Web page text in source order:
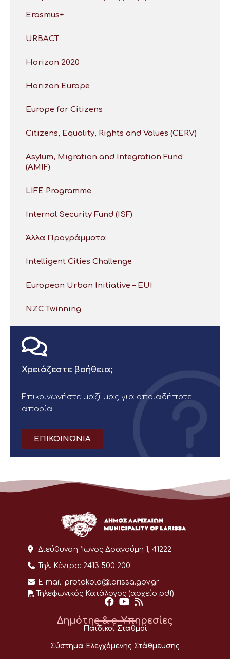
Erasmus+
URBACT
Horizon 2020
Horizon Europe
Europe for Citizens
Citizens, Equality, Rights and Values (CERV)
Asylum, Migration and Integration Fund
(AMIF)
LIFE Programme
Internal Security Fund (ISF)
Άλλα Προγράμματα
Intelligent Cities Challenge
European Urban Initiative – EUI
NZC Twinning
Χρειάζεστε βοήθεια;
Επικοινωνήστε μαζί μας για οποιαδήποτε
απορία
ΕΠΙΚΟΙΝΩΝΙΑ
Διεύθυνση: Ίωνος Δραγούμη 1, 41222
Τηλ. Κέντρο: 2413 500 200
E-mail: protokolo@larissa.gov.gr
Τηλεφωνικός Κατάλογος (αρχείο pdf)
Δημότης & e-Υπηρεσίες
Παιδικοί Σταθμοί
Σύστημα Ελεγχόμενης Στάθμευσης